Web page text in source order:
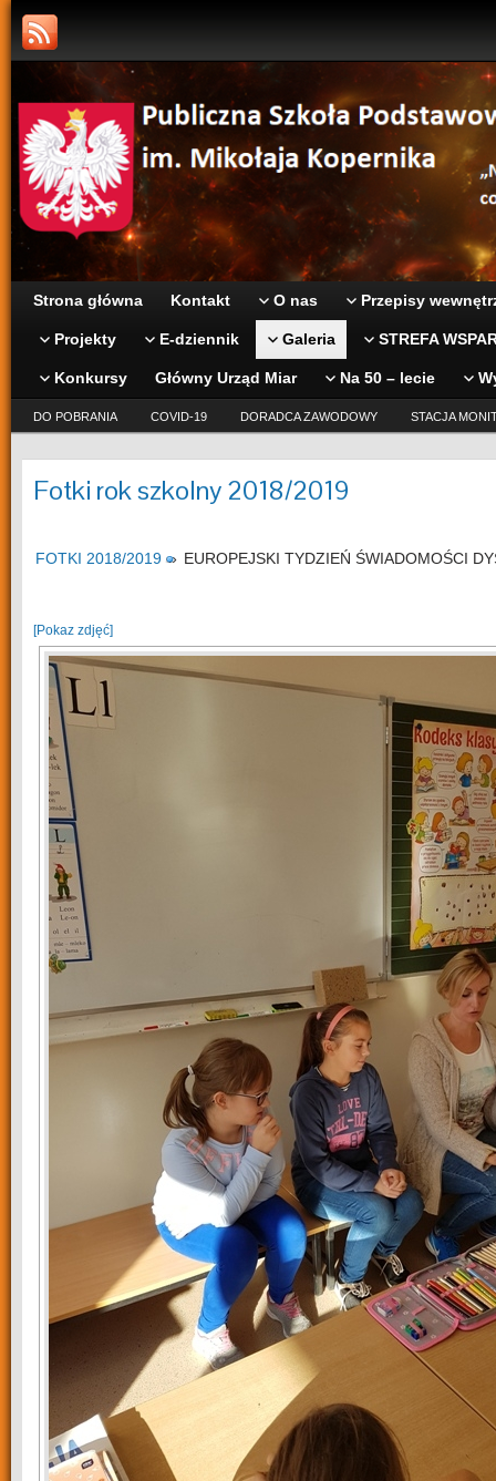
Strona główna Kontakt O nas Przepisy
Projekty E-dziennik Galeria STREFA
Konkursy Główny Urząd Miar Na 50 – lecie
DO POBRANIA COVID-19 DORADCA ZAWODOWY STACJA
Fotki rok szkolny 2018/2019
FOTKI 2018/2019 » EUROPEJSKI TYDZIEŃ ŚWIADOMOŚCI
[Pokaz zdjęć]